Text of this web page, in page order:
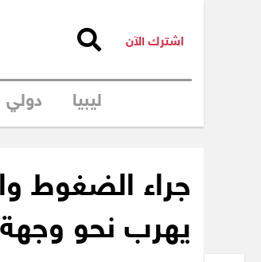
اشترك الآن
ليبيا دولي
جراء الضغوط
يهرب نحو